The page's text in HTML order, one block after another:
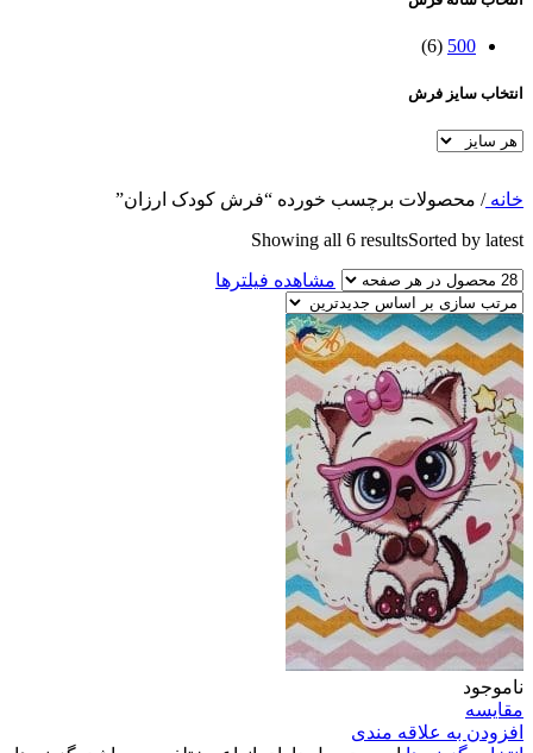
500
(6)
انتخاب سایز فرش
خانه/ محصولات برچسب خورده “فرش کودک ارزان”
Showing all 6 resultsSorted by latest
مشاهده فیلترها
ناموجود
مقایسه
افزودن به علاقه مندی